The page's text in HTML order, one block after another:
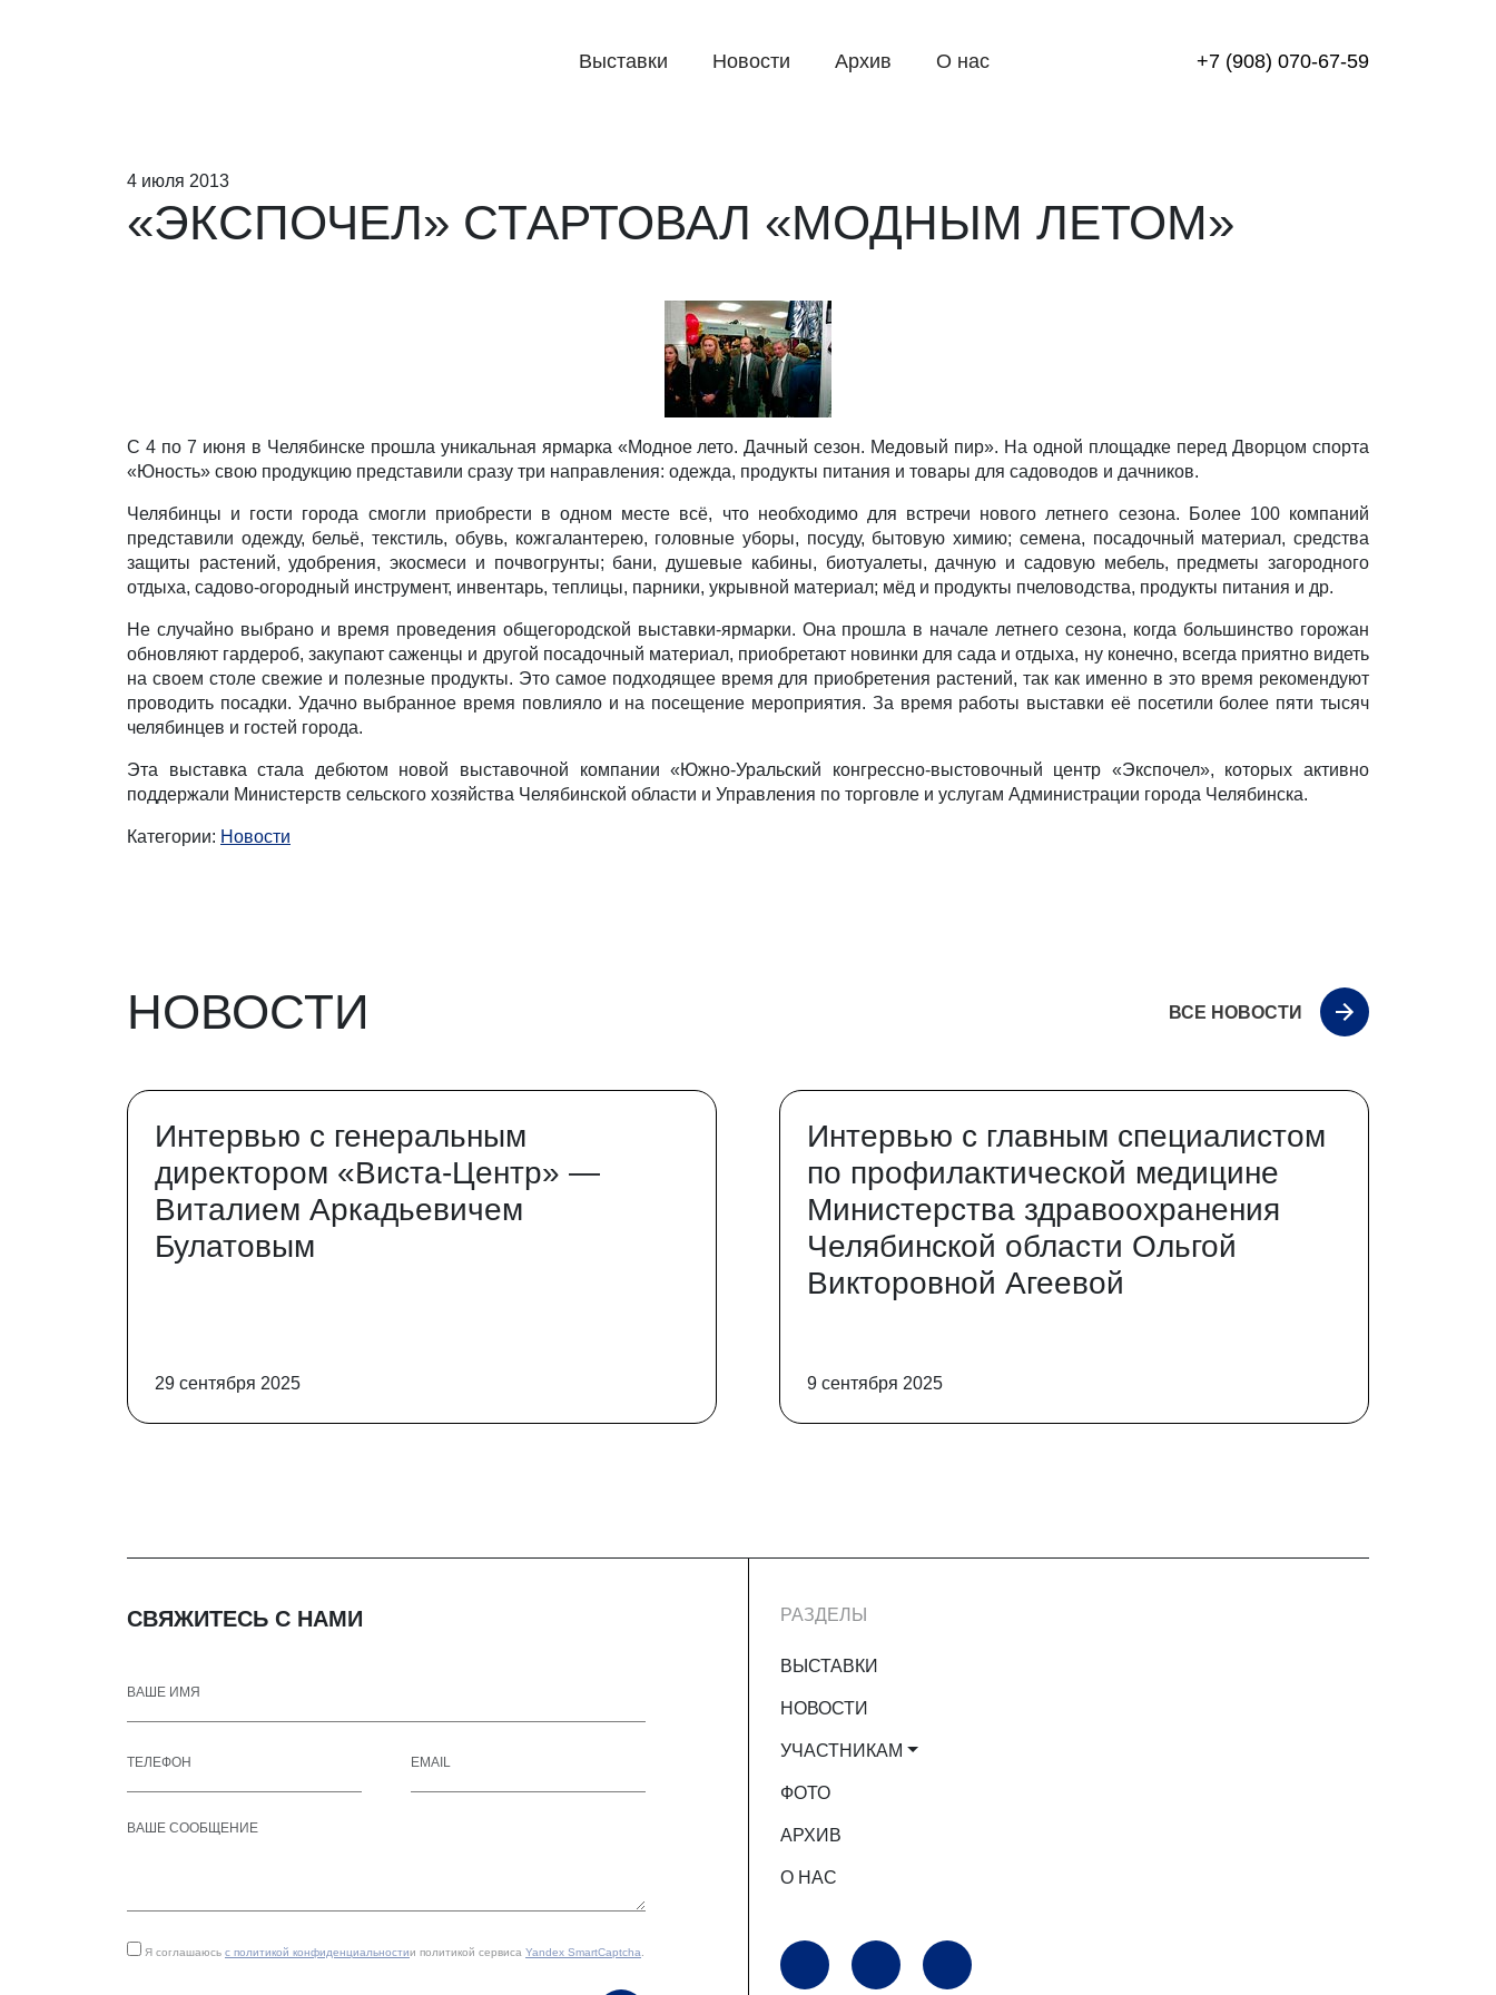
Выставки Новости Архив О нас +7 (908) 070-67-59
4 июля 2013
«ЭКСПОЧЕЛ» СТАРТОВАЛ «МОДНЫМ ЛЕТОМ»
С 4 по 7 июня в Челябинске прошла уникальная ярмарка «Модное лето. Дачный сезон. Медовый пир». На одной площадке перед Дворцом спорта
«Юность» свою продукцию представили сразу три направления: одежда, продукты питания и товары для садоводов и дачников.
Челябинцы и гости города смогли приобрести в одном месте всё, что необходимо для встречи нового летнего сезона. Более 100 компаний
представили одежду, бельё, текстиль, обувь, кожгалантерею, головные уборы, посуду, бытовую химию; семена, посадочный материал, средства
защиты растений, удобрения, экосмеси и почвогрунты; бани, душевые кабины, биотуалеты, дачную и садовую мебель, предметы загородного
отдыха, садово-огородный инструмент, инвентарь, теплицы, парники, укрывной материал; мёд и продукты пчеловодства, продукты питания и др.
Не случайно выбрано и время проведения общегородской выставки-ярмарки. Она прошла в начале летнего сезона, когда большинство горожан
обновляют гардероб, закупают саженцы и другой посадочный материал, приобретают новинки для сада и отдыха, ну конечно, всегда приятно видеть
на своем столе свежие и полезные продукты. Это самое подходящее время для приобретения растений, так как именно в это время рекомендуют
проводить посадки. Удачно выбранное время повлияло и на посещение мероприятия. За время работы выставки её посетили более пяти тысяч
челябинцев и гостей города.
Эта выставка стала дебютом новой выставочной компании «Южно-Уральский конгрессно-выстовочный центр «Экспочел», которых активно
поддержали Министерств сельского хозяйства Челябинской области и Управления по торговле и услугам Администрации города Челябинска.
Категории: Новости
НОВОСТИ ВСЕ НОВОСТИ
Интервью с генеральным
директором «Виста-Центр» —
Виталием Аркадьевичем
Булатовым
29 сентября 2025
Интервью с главным специалистом
по профилактической медицине
Министерства здравоохранения
Челябинской области Ольгой
Викторовной Агеевой
9 сентября 2025
СВЯЖИТЕСЬ С НАМИ
Я соглашаюсь с политикой конфиденциальностии политикой сервиса Yandex SmartCaptcha
РАЗДЕЛЫ
ВЫСТАВКИ
НОВОСТИ
УЧАСТНИКАМ
ФОТО
АРХИВ
О НАС